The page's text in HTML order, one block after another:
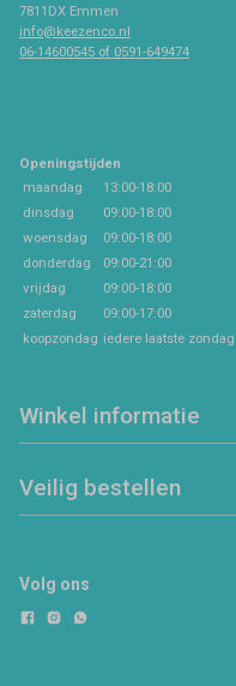
7811DX Emmen
info@keezenco.nl
06-14600545 of 0591-649474
Openingstijden
maandag
13:00-18:00
dinsdag
09:00-18:00
woensdag
09:00-18:00
donderdag
09:00-21:00
vrijdag
09:00-18:00
zaterdag
09:00-17:00
koopzondag iedere laatste
Winkel informatie
Veilig bestellen
Volg ons